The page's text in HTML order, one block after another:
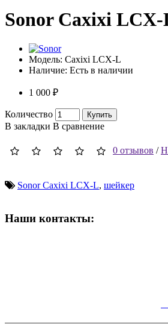
Sonor Caxixi
Модель: Caxixi LCX-L
Наличие: Есть в наличии
1 000 ₽
Количество Купить
В закладки В сравнение
0 отзывов /
Sonor Caxixi LCX-L, шейкер
Наши контакты: